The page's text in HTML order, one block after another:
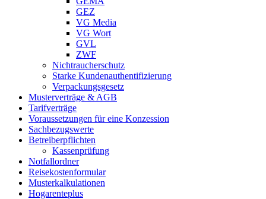
GEZ
VG Media
VG Wort
GVL
ZWF
Nichtraucherschutz
Starke Kundenauthentifizierung
Verpackungsgesetz
Musterverträge & AGB
Tarifverträge
Voraussetzungen für eine Konzession
Sachbezugswerte
Betreiberpflichten
Kassenprüfung
Notfallordner
Reisekostenformular
Musterkalkulationen
Hogarenteplus